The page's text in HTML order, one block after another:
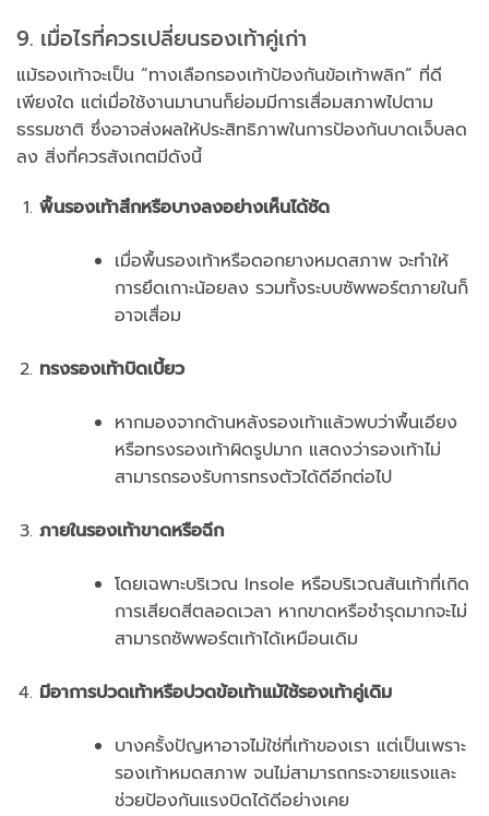
9. เมื่อไรที่ควรเปลี่ยนรองเท้าคู่เก่า
แม้รองเท้าจะเป็น “ทางเลือกรองเท้าป้องกันข้อเท้าพลิก” ที่ดี
เพียงใด แต่เมื่อใช้งานมานานก็ย่อมมีการเสื่อมสภาพไปตาม
ธรรมชาติ ซึ่งอาจส่งผลให้ประสิทธิภาพในการป้องกันบาดเจ็บลด
ลง สิ่งที่ควรสังเกตมีดังนี้
พื้นรองเท้าสึกหรือบางลงอย่างเห็นได้ชัด
เมื่อพื้นรองเท้าหรือดอกยางหมดสภาพ จะทำให้
การยึดเกาะน้อยลง รวมทั้งระบบซัพพอร์ตภายในก็
อาจเสื่อม
ทรงรองเท้าบิดเบี้ยว
หากมองจากด้านหลังรองเท้าแล้วพบว่าพื้นเอียง
หรือทรงรองเท้าผิดรูปมาก แสดงว่ารองเท้าไม่
สามารถรองรับการทรงตัวได้ดีอีกต่อไป
ภายในรองเท้าขาดหรือฉีก
โดยเฉพาะบริเวณ Insole หรือบริเวณส้นเท้าที่เกิด
การเสียดสีตลอดเวลา หากขาดหรือชำรุดมากจะไม่
สามารถซัพพอร์ตเท้าได้เหมือนเดิม
มีอาการปวดเท้าหรือปวดข้อเท้าแม้ใช้รองเท้าคู่เดิม
บางครั้งปัญหาอาจไม่ใช่ที่เท้าของเรา แต่เป็นเพราะ
รองเท้าหมดสภาพ จนไม่สามารถกระจายแรงและ
ช่วยป้องกันแรงบิดได้ดีอย่างเคย